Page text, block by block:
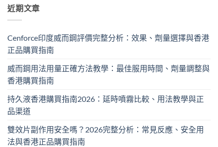
近期文章
Cenforce印度威而鋼評價完整分析：效果、劑量選擇與香港
正品購買指南
威而鋼用法用量正確方法教學：最佳服用時間、劑量調整與
香港購買指南
持久液香港購買指南2026：延時噴霧比較、用法教學與正
品渠道
雙效片副作用安全嗎？2026完整分析：常見反應、安全用
法與香港正品購買指南